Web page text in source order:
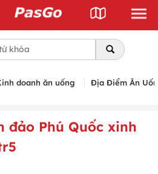
doanh ăn uống Địa Điểm Ăn
đảo Phú Quốc xinh